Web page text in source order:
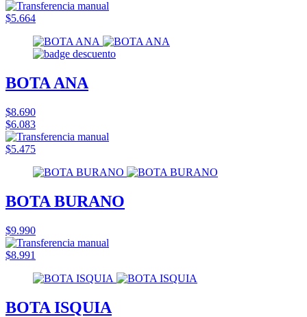
$5.664
BOTA ANA
$8.690
$6.083
$5.475
BOTA BURANO
$9.990
$8.991
BOTA ISQUIA